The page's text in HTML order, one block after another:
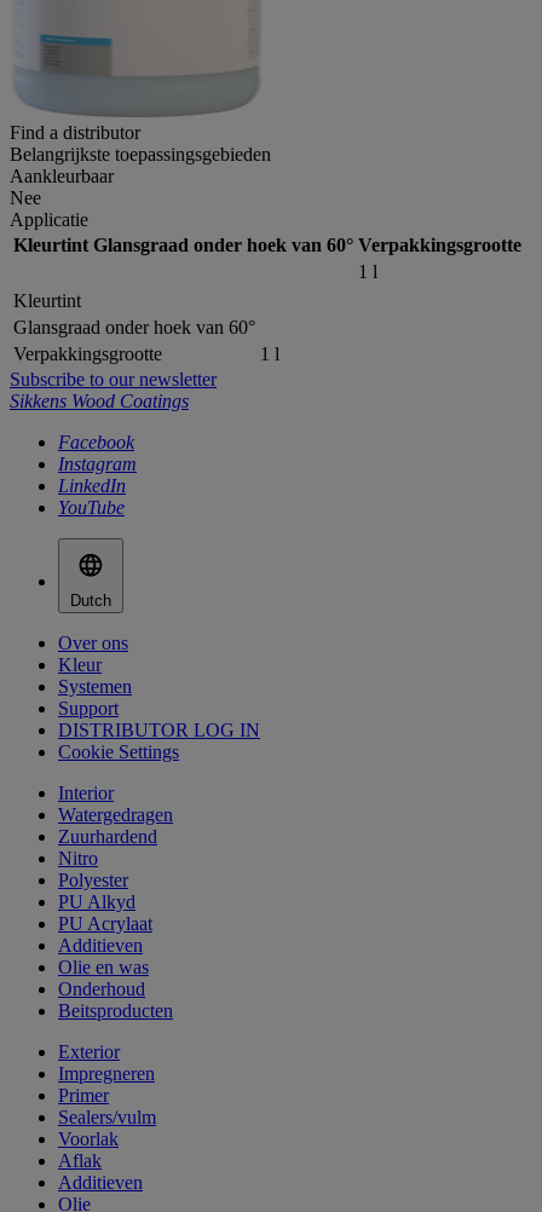
Find a distributor
Belangrijkste toepassingsgebieden
Aankleurbaar
Nee
Applicatie
Kleurtint Glansgraad onder hoek van 60° Verpakkingsgrootte
1 l
Kleurtint
Glansgraad onder hoek van 60°
Verpakkingsgrootte
1 l
Subscribe to our newsletter
Sikkens Wood Coatings
Facebook
Instagram
LinkedIn
YouTube
Dutch
Over ons
Kleur
Systemen
Support
DISTRIBUTOR LOG IN
Cookie Settings
Interior
Watergedragen
Zuurhardend
Nitro
Polyester
PU Alkyd
PU Acrylaat
Additieven
Olie en was
Onderhoud
Beitsproducten
Exterior
Impregneren
Primer
Sealers/vulm
Voorlak
Aflak
Additieven
Olie